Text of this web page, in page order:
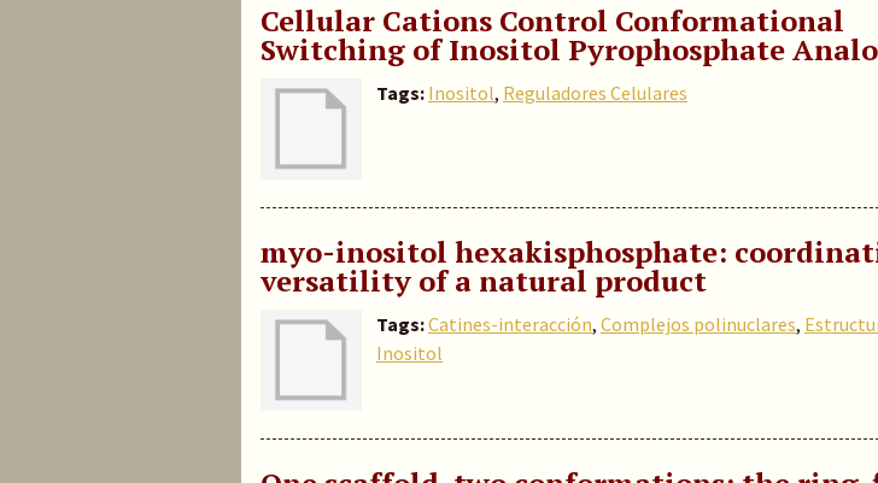
Cellular Cations Control Conformational
Switching of Inositol Pyrophosphate
Tags: Inositol, Reguladores Celulares
myo-inositol hexakisphosphate:
versatility of a natural product
Tags:Catines-interacción, Complejos polinuclares,
Inositol